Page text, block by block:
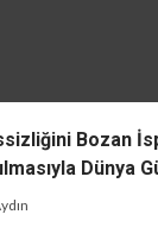
Bozan
Dünya